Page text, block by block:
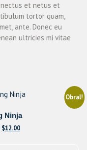
et netus et
tortor quam,
ante. Donec eu
ultricies mi vitae
Obral!
Ninja
Harga
$12.00Harga